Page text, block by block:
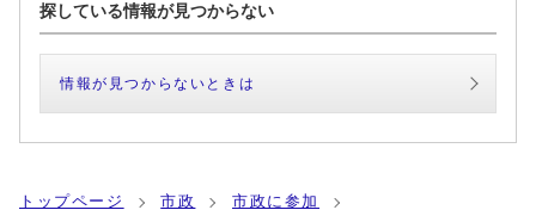
探している情報が見つからない
情報が見つからないときは
トップページ 市政
市政に参加